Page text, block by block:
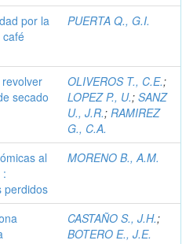
por la
café
PUERTA Q., G.I.
secado
OLIVEROS T., C.E.;
LOPEZ P., U.; SANZ
U., J.R.; RAMIREZ
G., C.A.
al
:
perdidos
MORENO B., A.M.
CASTAÑO S., J.H.;
BOTERO E., J.E.